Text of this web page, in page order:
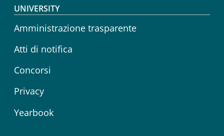
Footer menu
UNIVERSITY
Amministrazione trasparente
Atti di notifica
Concorsi
Privacy
Yearbook